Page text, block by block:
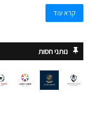
קרא עוד
נותני חסות